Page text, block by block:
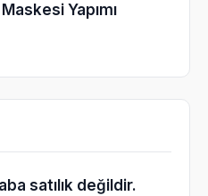
Yapımı
satılık değildir.